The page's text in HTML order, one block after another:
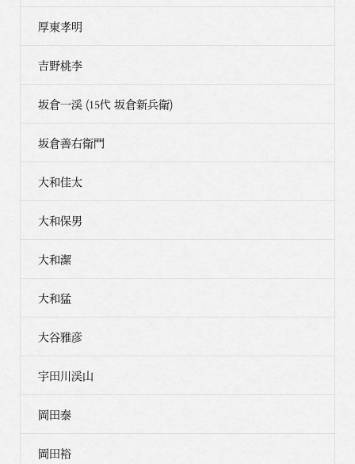
厚東孝明
吉野桃李
坂倉一渓 (15代 坂倉新兵衛)
坂倉善右衛門
大和佳太
大和保男
大和潔
大和猛
大谷雅彦
宇田川渓山
岡田泰
岡田裕